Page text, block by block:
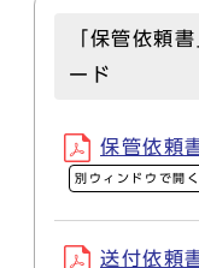
「保管依頼
ード
保管依頼
別ウィンドウで開く
送付依頼